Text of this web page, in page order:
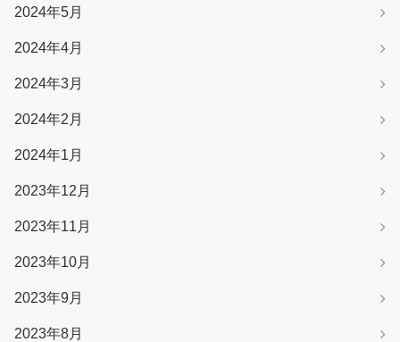
2024年5月
2024年4月
2024年3月
2024年2月
2024年1月
2023年12月
2023年11月
2023年10月
2023年9月
2023年8月